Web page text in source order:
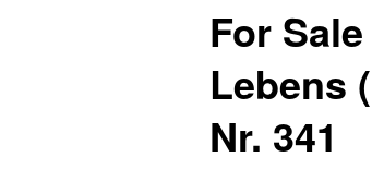
For
Lebens
Nr. 341